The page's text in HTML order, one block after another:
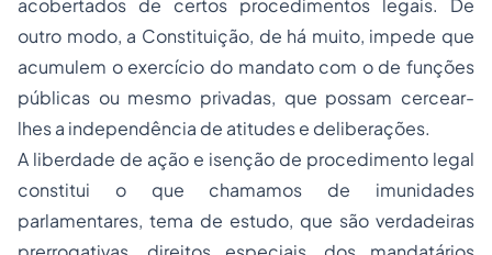
acobertados de certos procedimentos legais. De
outro modo, a Constituição, de há muito, impede que
acumulem o exercício do mandato com o de funções
públicas ou mesmo privadas, que possam cercear-
lhes a independência de atitudes e deliberações.
A liberdade de ação e isenção de procedimento legal
constitui o que chamamos de imunidades
parlamentares, tema de estudo, que são verdadeiras